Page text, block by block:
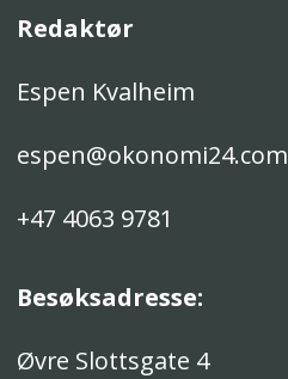
Redaktør
Espen Kvalheim
espen@okonomi24.com
+47 4063 9781
Besøksadresse:
Øvre Slottsgate 4